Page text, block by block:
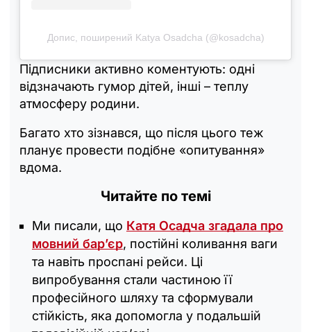
Допис, поширений Katya Osadcha (@kosadcha)
Підписники активно коментують: одні
відзначають гумор дітей, інші – теплу
атмосферу родини.
Багато хто зізнався, що після цього теж
планує провести подібне «опитування»
вдома.
Читайте по темі
Ми писали, що Катя Осадча згадала про
мовний бар’єр, постійні коливання ваги
та навіть проспані рейси. Ці
випробування стали частиною її
професійного шляху та сформували
стійкість, яка допомогла у подальшій